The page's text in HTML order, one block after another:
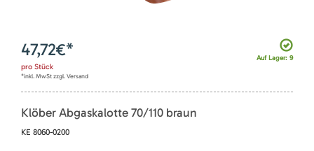
Auf Lager: 9
47,72€*
pro Stück
*inkl. MwSt zzgl. Versand
Klöber Abgaskalotte 70/110 braun
KE 8060-0200